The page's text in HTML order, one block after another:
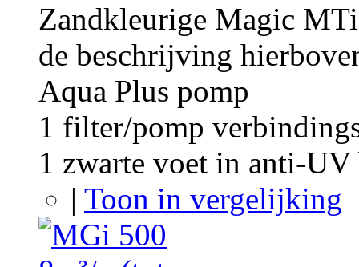
Zandkleurige Magic
de beschrijving
Aqua Plus pomp
1 filter/pomp
1 zwarte voet in anti-
| Toon in vergelijking